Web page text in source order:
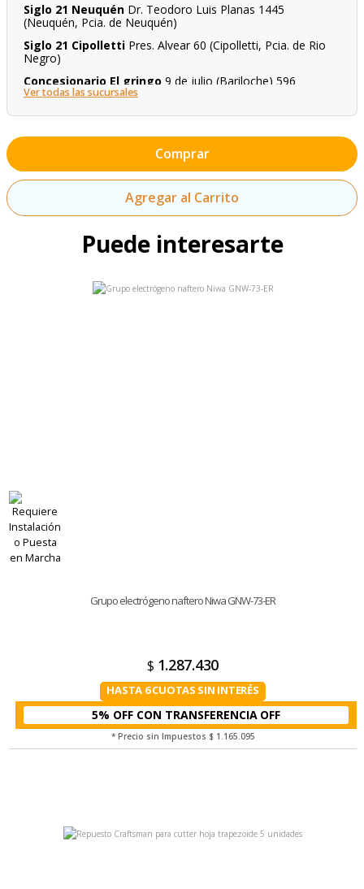
Siglo 21 Neuquén Dr. Teodoro Luis Planas 1445
(Neuquén, Pcia. de Neuquén)
Siglo 21 Cipolletti Pres. Alvear 60 (Cipolletti, Pcia. de Rio
Negro)
Concesionario El gringo 9 de julio (Bariloche) 596
Ver todas las sucursales
Comprar
Agregar al Carrito
Puede interesarte
Grupo electrógeno naftero Niwa GNW-73-ER
$ 1.287.430
HASTA 6 CUOTAS SIN INTERÉS
5% OFF CON TRANSFERENCIA
* Precio sin Impuestos $ 1.165.095